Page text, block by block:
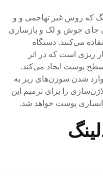
که روش غیر تهاجمی و و
جای جوش و لک و بازسازی
می‌کنند. دستگاه
ریزی است که در اثر
پوست ایجاد می‌کند.
شدن سوزن‌های ریز به
را برای ترمیم این
پوست خواهد شد.